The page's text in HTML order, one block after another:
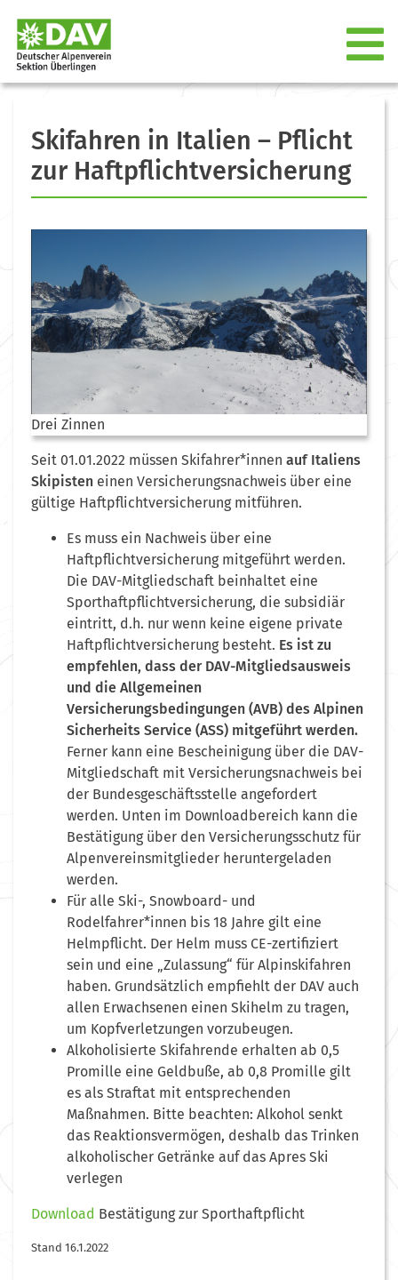
Skifahren in Italien – Pflicht
zur Haftpflichtversicherung
Drei Zinnen
Seit 01.01.2022 müssen Skifahrer*innen auf Italiens
Skipisten einen Versicherungsnachweis über eine
gültige Haftpflichtversicherung mitführen.
Es muss ein Nachweis über eine
Haftpflichtversicherung mitgeführt werden.
Die DAV-Mitgliedschaft beinhaltet eine
Sporthaftpflichtversicherung, die subsidiär
eintritt, d.h. nur wenn keine eigene private
Haftpflichtversicherung besteht. Es ist zu
empfehlen, dass der DAV-Mitgliedsausweis
und die Allgemeinen
Versicherungsbedingungen (AVB) des Alpinen
Sicherheits Service (ASS) mitgeführt werden.
Ferner kann eine Bescheinigung über die DAV-
Mitgliedschaft mit Versicherungsnachweis bei
der Bundesgeschäftsstelle angefordert
werden. Unten im Downloadbereich kann die
Bestätigung über den Versicherungsschutz für
Alpenvereinsmitglieder heruntergeladen
werden.
Für alle Ski-, Snowboard- und
Rodelfahrer*innen bis 18 Jahre gilt eine
Helmpflicht. Der Helm muss CE-zertifiziert
sein und eine „Zulassung“ für Alpinskifahren
haben. Grundsätzlich empfiehlt der DAV auch
allen Erwachsenen einen Skihelm zu tragen,
um Kopfverletzungen vorzubeugen.
Alkoholisierte Skifahrende erhalten ab 0,5
Promille eine Geldbuße, ab 0,8 Promille gilt
es als Straftat mit entsprechenden
Maßnahmen. Bitte beachten: Alkohol senkt
das Reaktionsvermögen, deshalb das Trinken
alkoholischer Getränke auf das Apres Ski
verlegen
Download Bestätigung zur Sporthaftpflicht
Stand 16.1.2022